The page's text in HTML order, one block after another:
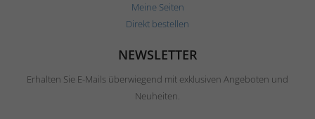
Meine Seiten
Direkt bestellen
NEWSLETTER
Erhalten Sie E-Mails überwiegend mit exklusiven Angeboten und
Neuheiten.